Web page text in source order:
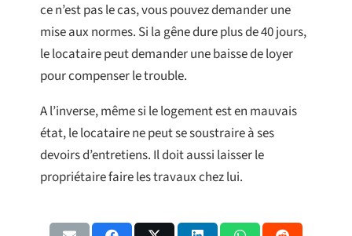
ce n’est pas le cas, vous pouvez demander une
mise aux normes. Si la gêne dure plus de 40 jours,
le locataire peut demander une baisse de loyer
pour compenser le trouble.
A l’inverse, même si le logement est en mauvais
état, le locataire ne peut se soustraire à ses
devoirs d’entretiens. Il doit aussi laisser le
propriétaire faire les travaux chez lui.